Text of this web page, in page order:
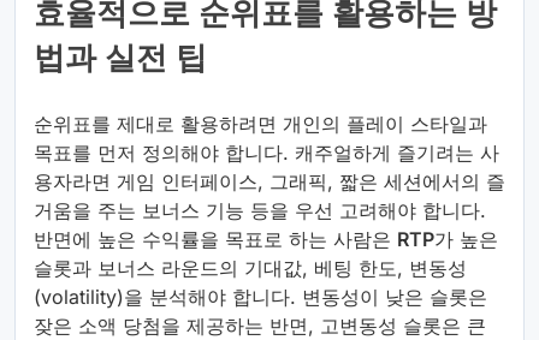
효율적으로 순위표를 활용하는 방
법과 실전 팁
순위표를 제대로 활용하려면 개인의 플레이 스타일과
목표를 먼저 정의해야 합니다. 캐주얼하게 즐기려는 사
용자라면 게임 인터페이스, 그래픽, 짧은 세션에서의 즐
거움을 주는 보너스 기능 등을 우선 고려해야 합니다.
반면에 높은 수익률을 목표로 하는 사람은 RTP가 높은
슬롯과 보너스 라운드의 기대값, 베팅 한도, 변동성
(volatility)을 분석해야 합니다. 변동성이 낮은 슬롯은
잦은 소액 당첨을 제공하는 반면, 고변동성 슬롯은 큰